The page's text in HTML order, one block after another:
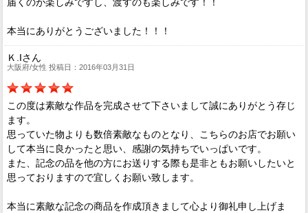
本当にありがとうございました！！！
Ｋ.Iさん
大阪府/女性 投稿日：2016年03月31日
この度は素敵な作品を完成させて下さいまして誠にありがとう存じ
ます。
思っていた物よりも数倍素敵なものとなり、こちらのお店でお願い
して本当に良かったと思い、感謝の気持ちでいっぱいです。
また、記念の品を他の方にお送りする際も是非ともお願いしたいと
思っておりますので宜しくお願い致します。
本当に素敵な記念の商品を作成頂きまして心より御礼申し上げま